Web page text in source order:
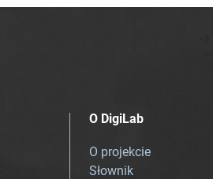
O DigiLab
O projekcie
Słownik